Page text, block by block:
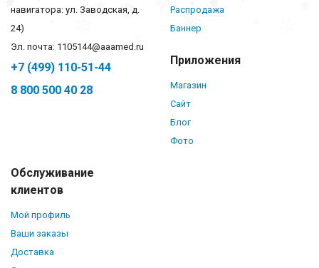
навигатора: ул. Заводская, д.
24)
Эл. почта: 1105144@aaamed.ru
+7 (499) 110-51-44
8 800 500 40 28
Распродажа
Баннер
Приложения
Магазин
Сайт
Блог
Фото
Обслуживание
клиентов
Мой профиль
Ваши заказы
Доставка